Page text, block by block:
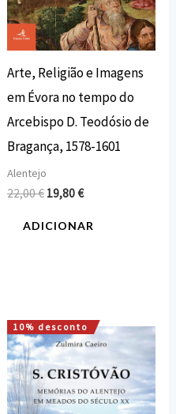
Arte, Religião e Imagens
em Évora no tempo do
Arcebispo D. Teodósio de
Bragança, 1578-1601
Alentejo
22,00€ 19,80€
ADICIONAR
10% desconto
O
preço
original
era:
15,00 €.
O
preço
atual
é:
13,50 €.